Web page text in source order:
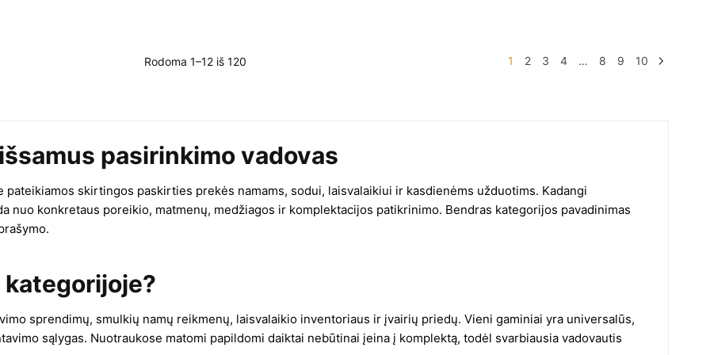
Rodoma 1–12 iš 120 1 2 3 4 … 8 9 10
pasirinkimo vadovas
skirtingos paskirties prekės namams, sodui, laisvalaikiui ir kasdienėms užduotims. Kadangi
nuo konkretaus poreikio, matmenų, medžiagos ir komplektacijos patikrinimo. Bendras kategorijos pavadinimas
sprendimų, smulkių namų reikmenų, laisvalaikio inventoriaus ir įvairių priedų. Vieni gaminiai yra universalūs,
sąlygas. Nuotraukose matomi papildomi daiktai nebūtinai įeina į komplektą, todėl svarbiausia vadovautis